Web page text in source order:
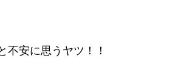
不安に思うヤツ！！